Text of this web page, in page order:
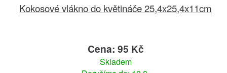
Kokosové vlákno do květináče 25,4x25,4x11cm
Cena: 95 Kč
Skladem